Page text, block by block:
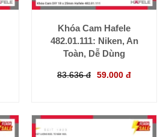
Khóa Cam Hafele
482.01.111: Niken, An
Toàn, Dễ Dùng
83.636 đ 59.000 đ